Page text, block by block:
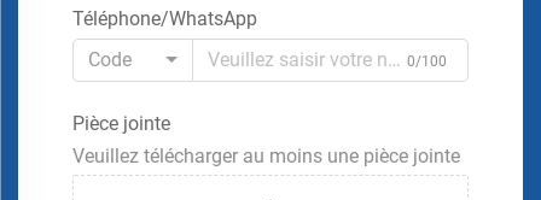
Téléphone/WhatsApp
Code
0/100
Pièce jointe
Veuillez télécharger au moins une pièce jointe